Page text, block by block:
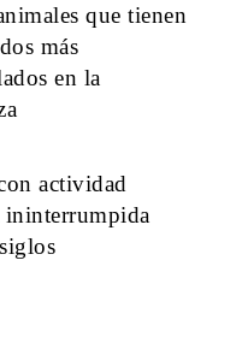
que tienen
más
en la
actividad
ininterrumpida